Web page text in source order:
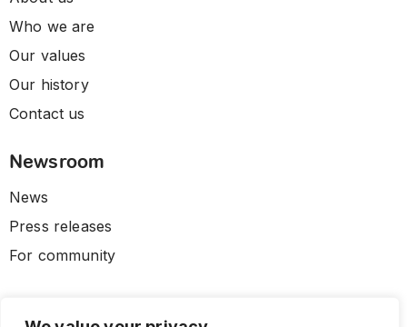
Who we are
Our values
Our history
Contact us
Newsroom
News
Press releases
For community